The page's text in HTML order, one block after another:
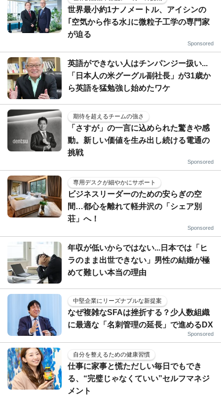
世界最小約1ナノメートル、アイシンの
｢空気から作る水｣に微粒子工学の専門家
が迫る
Sponsored
英語ができない人はチンパンジー扱い...
「日本人の米グーグル副社長」が31歳か
ら英語を猛勉強し始めたワケ
期待を超えるチームの強さ
「さすが」の一言に込められた驚きや感
動。新しい価値を生み出し続ける電通の
挑戦
Sponsored
専用デスクが細やかにサポート
ビジネスリーダーのための安らぎの空
間…都心を離れて軽井沢の「シェア別
荘」へ！
Sponsored
年収が低いからではない...日本では「ヒ
ラのまま出世できない」男性の結婚が極
めて難しい本当の理由
中堅企業にリーズナブルな新提案
なぜ複雑なSFAは挫折する？少人数組織
に最適な「名刺管理の延長」で進めるDX
Sponsored
自分を整えるための健康習慣
仕事に家事と慌ただしい毎日でもでき
る、“完璧じゃなくていい”セルフマネジ
メント